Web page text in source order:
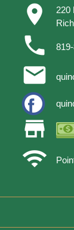
place
220
phone
email
store
wifi